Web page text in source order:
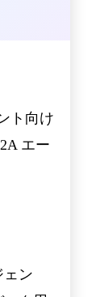
ト向け
エー
ェン